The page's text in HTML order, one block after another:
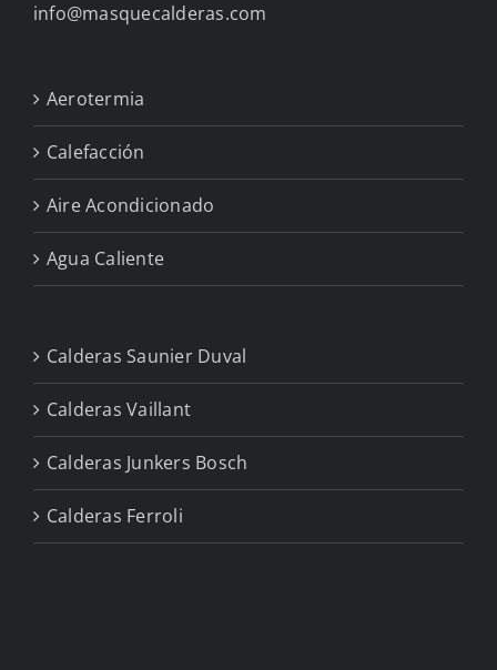
info@masquecalderas.com
Aerotermia
Calefacción
Aire Acondicionado
Agua Caliente
Calderas Saunier Duval
Calderas Vaillant
Calderas Junkers Bosch
Calderas Ferroli